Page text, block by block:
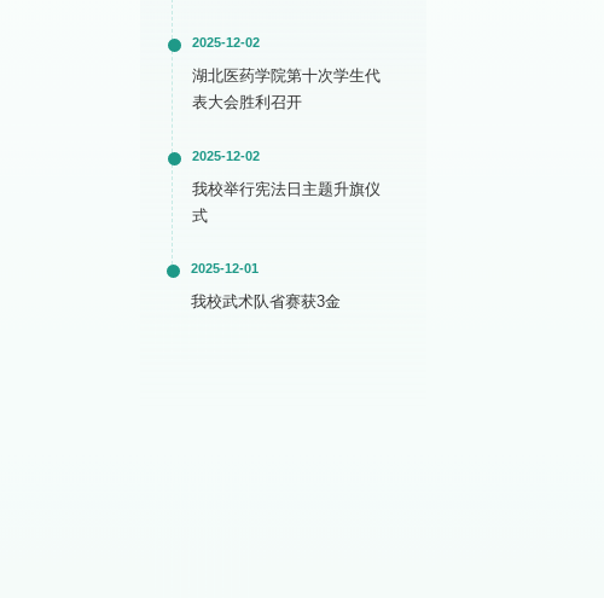
2025-12-02
湖北医药学院第十次学生代
表大会胜利召开
2025-12-02
我校举行宪法日主题升旗仪
式
2025-12-01
我校武术队省赛获3金